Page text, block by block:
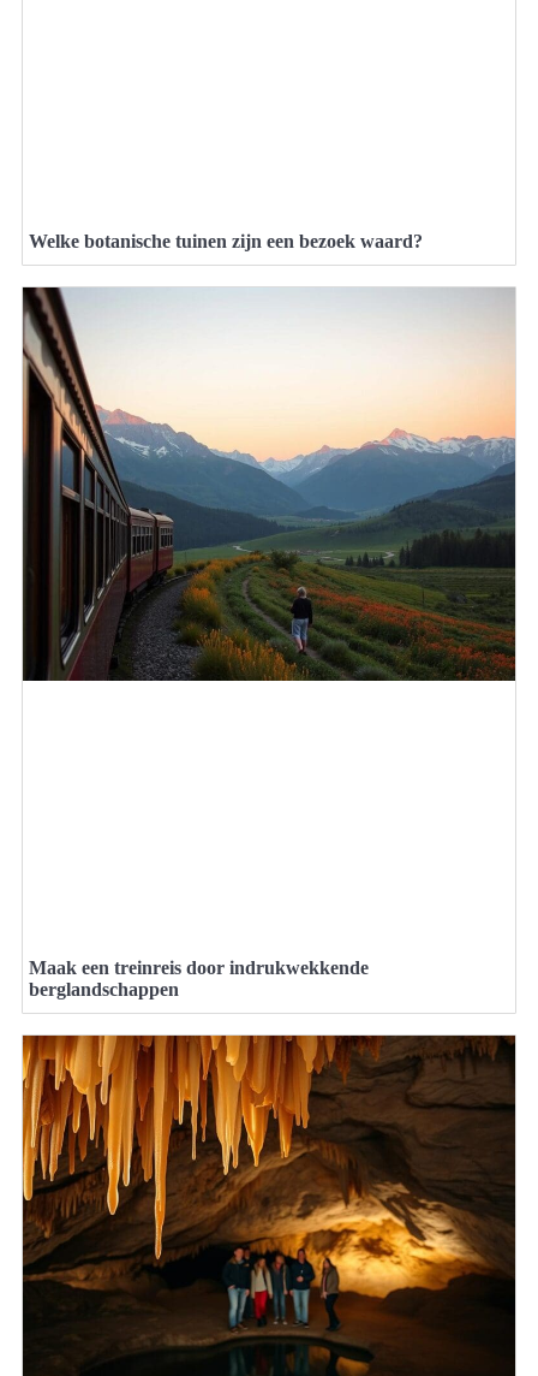
Welke botanische tuinen zijn een bezoek waard?
Maak een treinreis door indrukwekkende
berglandschappen